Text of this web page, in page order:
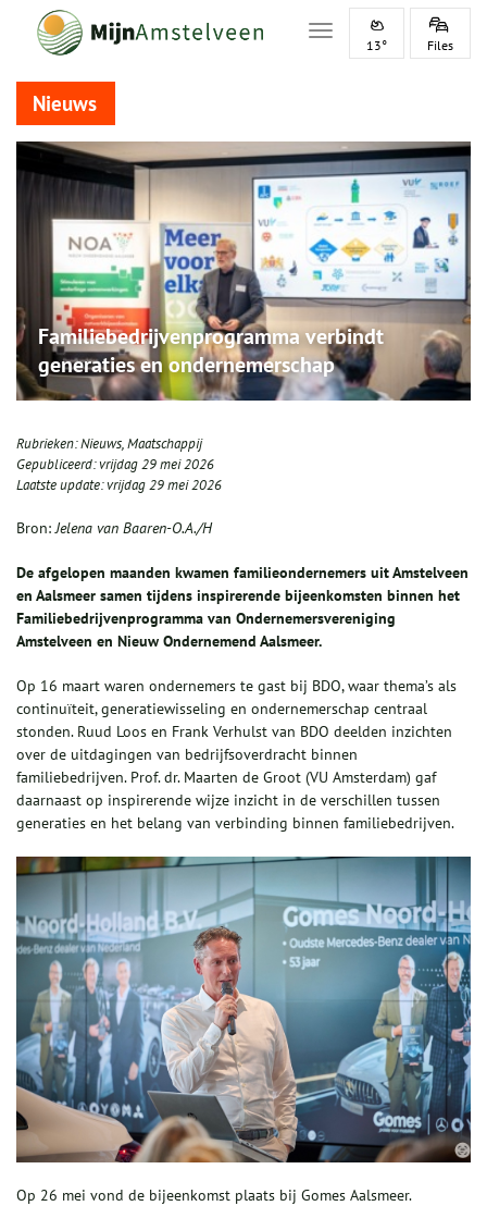
Toggle navigation
13° Files
Nieuws
Familiebedrijvenprogramma verbindt
generaties en ondernemerschap
Rubrieken:Nieuws,Maatschappij
Gepubliceerd:vrijdag 29 mei 2026
Laatste update:vrijdag 29 mei 2026
Bron:Jelena van Baaren-O.A./H
De afgelopen maanden kwamen familieondernemers uit Amstelveen
en Aalsmeer samen tijdens inspirerende bijeenkomsten binnen het
Familiebedrijvenprogramma van Ondernemersvereniging
Amstelveen en Nieuw Ondernemend Aalsmeer.
Op 16 maart waren ondernemers te gast bij BDO, waar thema’s als
continuïteit, generatiewisseling en ondernemerschap centraal
stonden. Ruud Loos en Frank Verhulst van BDO deelden inzichten
over de uitdagingen van bedrijfsoverdracht binnen
familiebedrijven. Prof. dr. Maarten de Groot (VU Amsterdam) gaf
daarnaast op inspirerende wijze inzicht in de verschillen tussen
generaties en het belang van verbinding binnen familiebedrijven.
Op 26 mei vond de bijeenkomst plaats bij Gomes Aalsmeer.